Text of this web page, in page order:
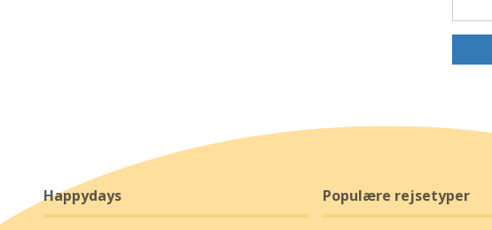
Happydays Populære rejsetyper